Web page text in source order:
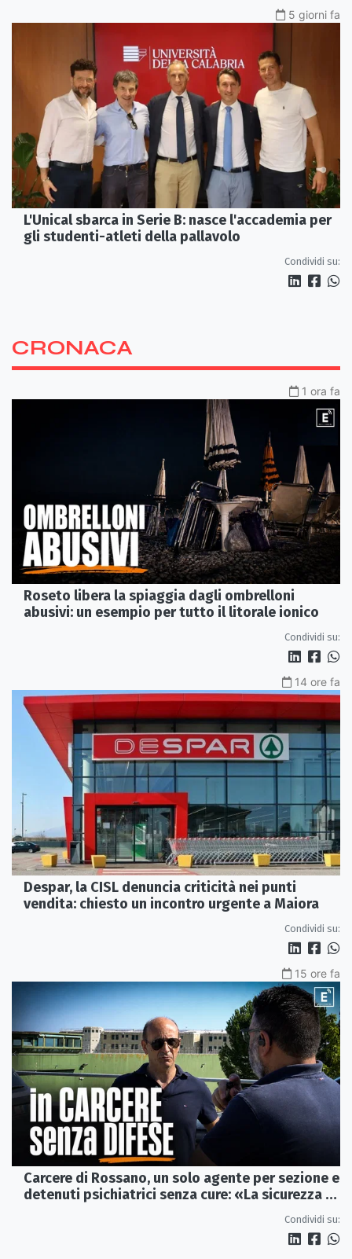
5 giorni fa
L'Unical sbarca in Serie B: nasce l'accademia per
gli studenti-atleti della pallavolo
Condividi su:
CRONACA
1 ora fa
Roseto libera la spiaggia dagli ombrelloni
abusivi: un esempio per tutto il litorale ionico
Condividi su:
14 ore fa
Despar, la CISL denuncia criticità nei punti
vendita: chiesto un incontro urgente a Maiora
Condividi su:
15 ore fa
Carcere di Rossano, un solo agente per sezione e
detenuti psichiatrici senza cure: «La sicurezza è
Condividi su: